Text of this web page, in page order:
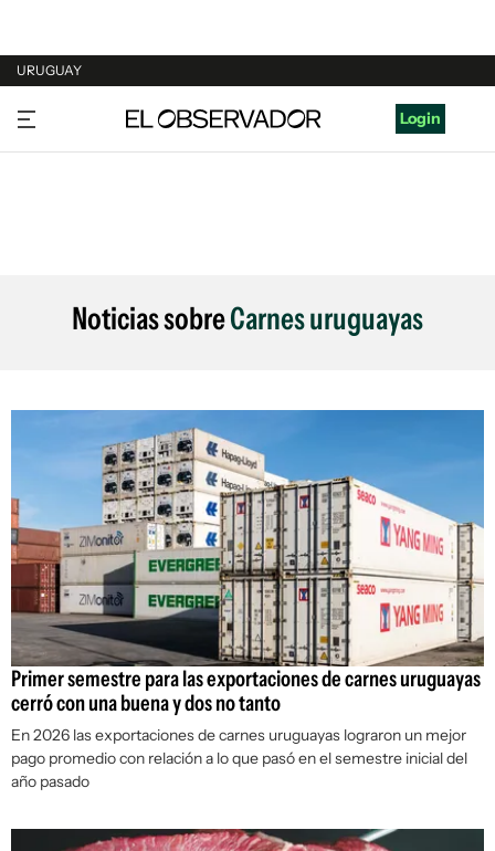
URUGUAY
URUGUAY
ARGENTINA
Login
Noticias sobreCarnes uruguayas
Primer semestre para las exportaciones de carnes uruguayas
cerró con una buena y dos no tanto
En 2026 las exportaciones de carnes uruguayas lograron un mejor
pago promedio con relación a lo que pasó en el semestre inicial del
año pasado